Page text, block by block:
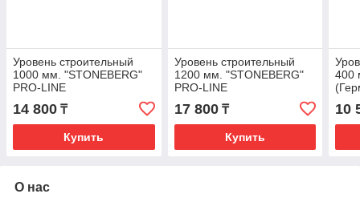
Уровень строительный
1000 мм. "STONEBERG"
PRO-LINE
14 800 ₸
Купить
Уровень строительный
1200 мм. "STONEBERG"
PRO-LINE
17 800₸
Купить
400
10
О нас